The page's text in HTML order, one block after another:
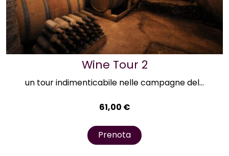
Wine Tour 2
un tour indimenticabile nelle campagne del...
61,00 €
Prenota